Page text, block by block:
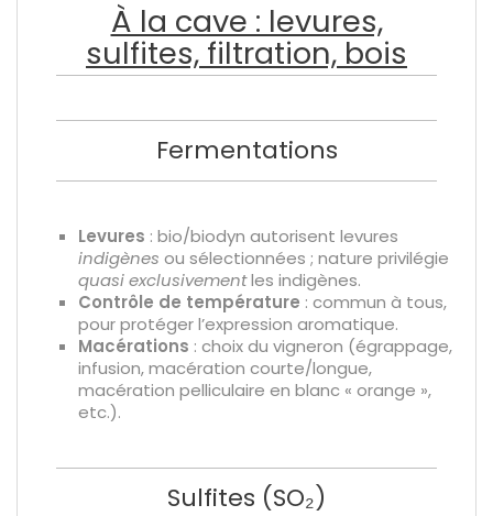
À la cave : levures,
sulfites, filtration, bois
Fermentations
Levures : bio/biodyn autorisent levures
indigènes ou sélectionnées ; nature privilégie
quasi exclusivementles indigènes.
Contrôle de température : commun à tous,
pour protéger l’expression aromatique.
Macérations : choix du vigneron (égrappage,
infusion, macération courte/longue,
macération pelliculaire en blanc « orange »,
etc.).
Sulfites (SO₂)